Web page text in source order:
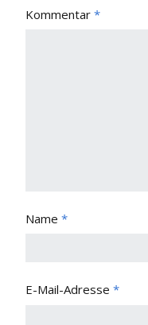
Kommentar *
Name *
E-Mail-Adresse *